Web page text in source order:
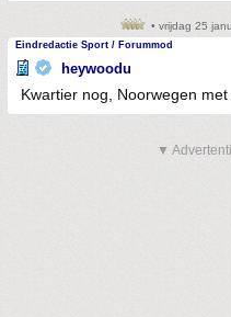
• vrijdag 25
Eindredactie Sport / Forummod
heywoodu
Kwartier nog, Noorwegen
▼